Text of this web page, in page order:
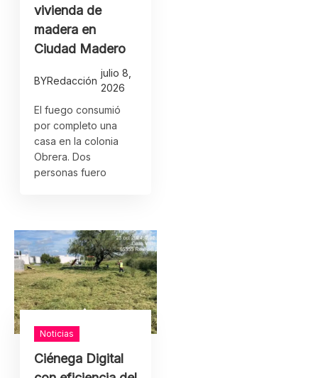
vivienda de
madera en
Ciudad Madero
BYRedacción
julio 8,
2026
El fuego consumió
por completo una
casa en la colonia
Obrera. Dos
personas fuero
Noticias
Ciénega Digital